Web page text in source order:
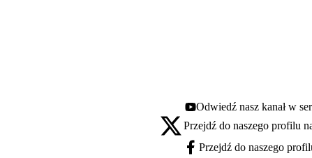
Youtube - otwiera się w nowej karcie
Odwiedź nasz kanał w
X - otwiera się w nowej karcie
Przejdź do naszego profilu
Facebook - otwiera się w nowej karcie
Przejdź do naszego